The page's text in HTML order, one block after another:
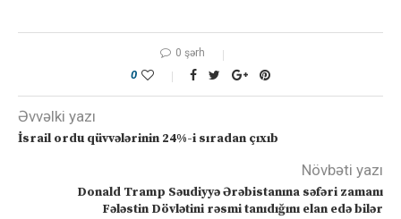
0 şərh
0
Əvvəlki yazı
İsrail ordu qüvvələrinin 24%-i sıradan çıxıb
Növbəti yazı
Donald Tramp Səudiyyə Ərəbistanına səfəri zamanı
Fələstin Dövlətini rəsmi tanıdığını elan edə bilər